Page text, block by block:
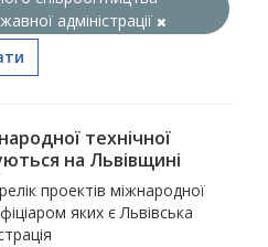
адміністрації
технічної
на Львівщині
проектів міжнародної
яких є Львівська